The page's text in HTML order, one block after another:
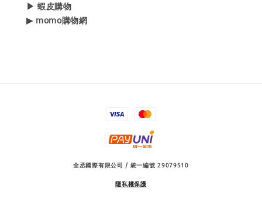
▶ 蝦皮購物
▶ momo購物網
全丞國際有限公司 / 統一編號 29079510
隱私權保護